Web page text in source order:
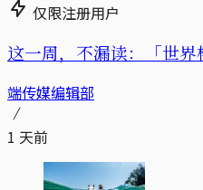
仅限注册用户
这一周，不漏读：「世
端传媒编辑部
1 天前